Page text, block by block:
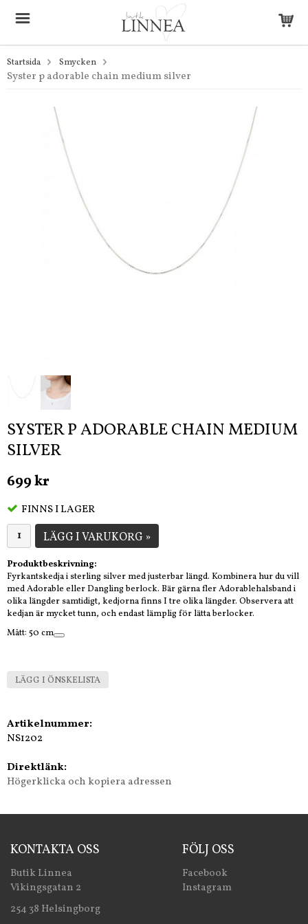
Startsida Smycken
Syster p adorable chain medium silver
SYSTER P ADORABLE CHAIN MEDIUM
SILVER
699 kr
FINNS I LAGER
LÄGG I VARUKORG »
Produktbeskrivning:
Fyrkantskedja i sterling silver med justerbar längd. Kombinera hur du vill
med Adorable eller Dangling berlock. Bär gärna fler Adorablehalsband i
olika längder samtidigt, kedjorna finns I tre olika längder. Observera att
kedjan är mycket tunn, och endast lämplig för lätta berlocker.
Mått: 50 cm
LÄGG I ÖNSKELISTA
Artikelnummer:
NS1202
Direktlänk:
Högerklicka och kopiera adressen
KONTAKTA OSS
Butik Linnea
Vikingsgatan 2
254 38 Helsingborg
FÖLJ OSS
Facebook
Instagram